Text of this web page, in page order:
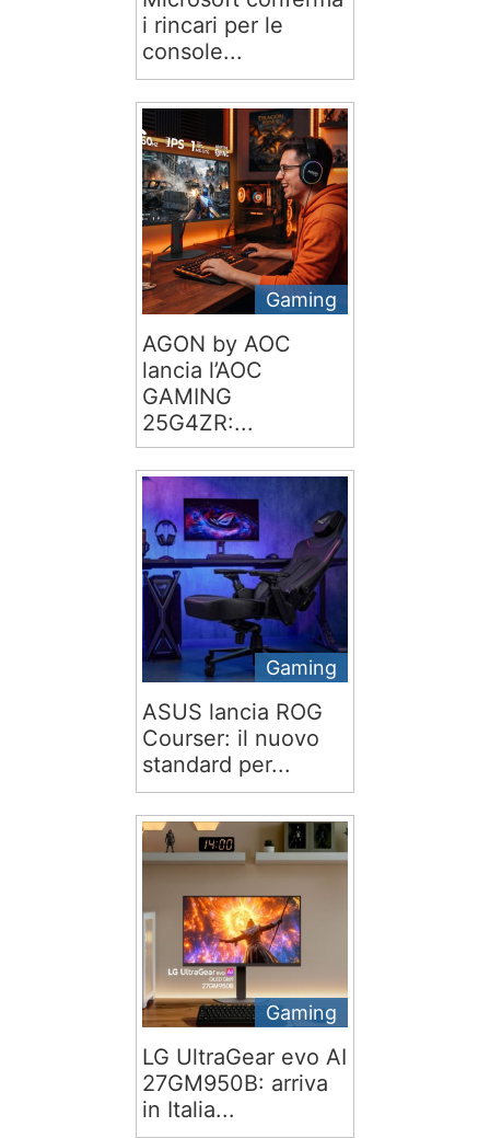
i rincari per le
console...
Gaming
AGON by AOC
lancia l’AOC
GAMING
25G4ZR:...
Gaming
ASUS lancia ROG
Courser: il nuovo
standard per...
Gaming
LG UltraGear evo AI
27GM950B: arriva
in Italia...